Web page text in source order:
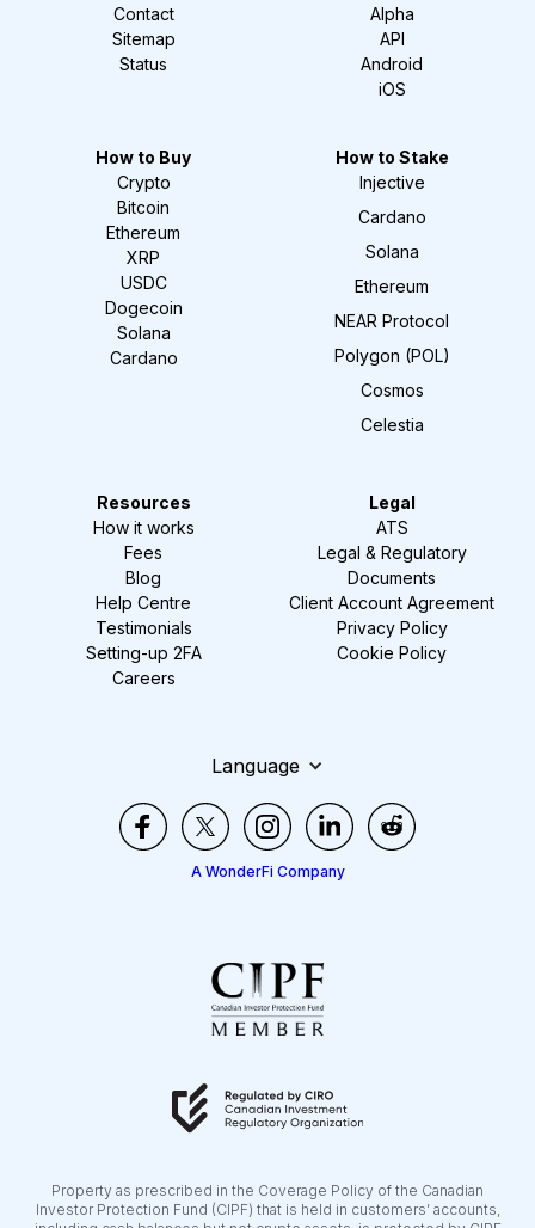
Contact
Sitemap
Status
Alpha
API
Android
iOS
How to Buy
Crypto
Bitcoin
Ethereum
XRP
USDC
Dogecoin
Solana
Cardano
How to Stake
Injective
Cardano
Solana
Ethereum
NEAR Protocol
Polygon (POL)
Cosmos
Celestia
Resources
How it works
Fees
Blog
Help Centre
Testimonials
Setting-up 2FA
Careers
Legal
ATS
Legal & Regulatory
Documents
Client Account Agreement
Privacy Policy
Cookie Policy
Language
A WonderFi Company
Property as prescribed in the Coverage Policy of the Canadian
Investor Protection Fund (CIPF) that is held in customers’ accounts,